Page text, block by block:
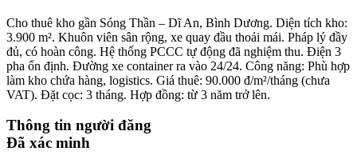
Cho thuê kho gần Sóng Thần – Dĩ An, Bình Dương. Diện tích kho:
3.900 m². Khuôn viên sân rộng, xe quay đầu thoải mái. Pháp lý đầy
đủ, có hoàn công. Hệ thống PCCC tự động đã nghiệm thu. Điện 3
pha ổn định. Đường xe container ra vào 24/24. Công năng: Phù hợp
làm kho chứa hàng, logistics. Giá thuê: 90.000 đ/m²/tháng (chưa
VAT). Đặt cọc: 3 tháng. Hợp đồng: từ 3 năm trở lên.
Thông tin người đăng
Đã xác minh